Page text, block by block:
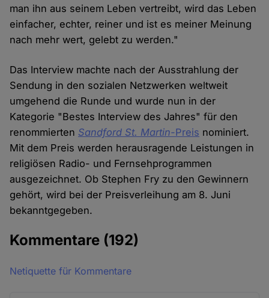
man ihn aus seinem Leben vertreibt, wird das Leben
einfacher, echter, reiner und ist es meiner Meinung
nach mehr wert, gelebt zu werden."
Das Interview machte nach der Ausstrahlung der
Sendung in den sozialen Netzwerken weltweit
umgehend die Runde und wurde nun in der
Kategorie "Bestes Interview des Jahres" für den
renommierten Sandford St. Martin-Preis nominiert.
Mit dem Preis werden herausragende Leistungen in
religiösen Radio- und Fernsehprogrammen
ausgezeichnet. Ob Stephen Fry zu den Gewinnern
gehört, wird bei der Preisverleihung am 8. Juni
bekanntgegeben.
Kommentare (192)
Netiquette für Kommentare